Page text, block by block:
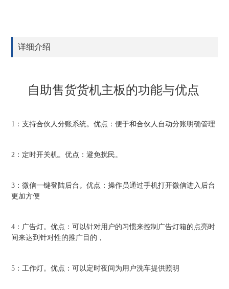
详细介绍
自助售货货机主板的功能与优点
1：支持合伙人分账系统。优点：便于和合伙人自动分账明确管理
2：定时开关机。优点：避免扰民。
3：微信一键登陆后台。优点：操作员通过手机打开微信进入后台
更加方便
4：广告灯。优点：可以针对用户的习惯来控制广告灯箱的点亮时
间来达到针对性的推广目的，
5：工作灯。优点：可以定时夜间为用户洗车提供照明